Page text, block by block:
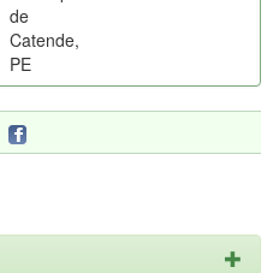
de
Catende,
PE